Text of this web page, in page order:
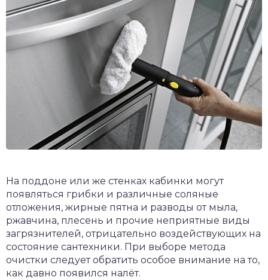
На поддоне или же стенках кабинки могут
появляться грибки и различные соляные
отложения, жирные пятна и разводы от мыла,
ржавчина, плесень и прочие неприятные виды
загрязнителей, отрицательно воздействующих на
состояние сантехники. При выборе метода
очистки следует обратить особое внимание на то,
как давно появился налёт.